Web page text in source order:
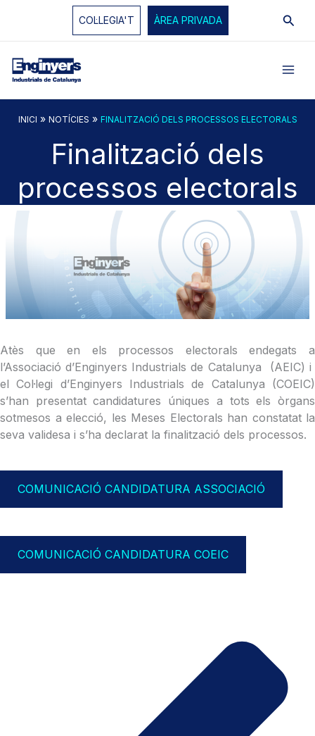
COL·LEGIA'T ÀREA PRIVADA
INICI » NOTÍCIES » FINALITZACIÓ DELS PROCESSOS ELECTORALS
Finalització dels
processos electorals
Atès que en els processos electorals endegats a
l’Associació d’Enginyers Industrials de Catalunya (AEIC) i
el Col·legi d’Enginyers Industrials de Catalunya (COEIC)
s’han presentat candidatures úniques a tots els òrgans
sotmesos a elecció, les Meses Electorals han constatat la
seva validesa i s’ha declarat la finalització dels processos.
COMUNICACIÓ CANDIDATURA ASSOCIACIÓ
COMUNICACIÓ CANDIDATURA COEIC